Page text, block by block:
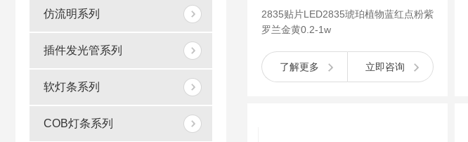
仿流明系列
插件发光管系列
软灯条系列
COB灯条系列
2835贴片LED2835琥珀植物蓝红点粉紫
罗兰金黄0.2-1w
了解更多 立即咨询